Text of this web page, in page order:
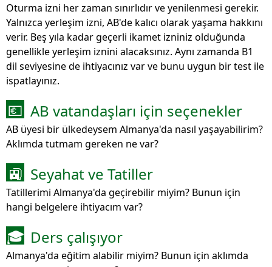
Oturma izni her zaman sınırlıdır ve yenilenmesi gerekir.
Yalnızca yerleşim izni, AB'de kalıcı olarak yaşama hakkını
verir. Beş yıla kadar geçerli ikamet izniniz olduğunda
genellikle yerleşim iznini alacaksınız. Aynı zamanda B1
dil seviyesine de ihtiyacınız var ve bunu uygun bir test ile
ispatlayınız.
💶 AB vatandaşları için seçenekler
AB üyesi bir ülkedeysem Almanya'da nasıl yaşayabilirim?
Aklımda tutmam gereken ne var?
🚉 Seyahat ve Tatiller
Tatillerimi Almanya'da geçirebilir miyim? Bunun için
hangi belgelere ihtiyacım var?
🎓 Ders çalışıyor
Almanya'da eğitim alabilir miyim? Bunun için aklımda